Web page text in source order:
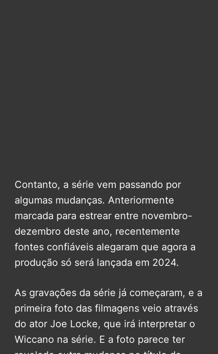
Contanto, a série vem passando por
algumas mudanças. Anteriormente
marcada para estrear entre novembro-
dezembro deste ano, recentemente
fontes confiáveis alegaram que agora a
produção só será lançada em 2024.
As gravações da série já começaram, e a
primeira foto das filmagens veio através
do ator Joe Locke, que irá interpretar o
Wiccano na série. E a foto parece ter